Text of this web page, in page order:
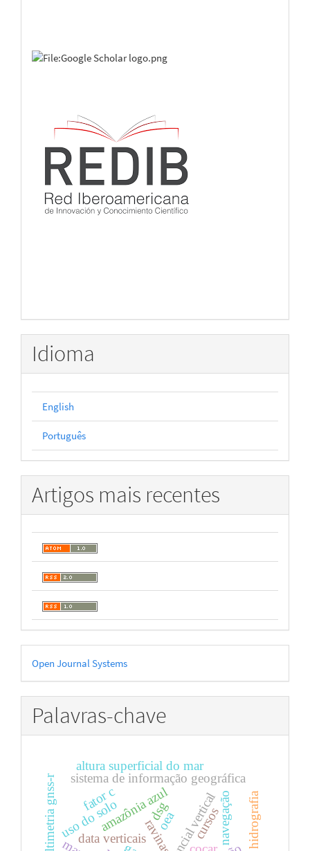
Idioma
English
Português
Artigos mais recentes
Desenvolvido
por
Open Journal Systems
Palavras-chave
data verticais
amazônia azul
ravinas
uso do solo
sistema de informação geográfica
altura superficial do mar
altimetria gnss-r hidrografia
navegação
dsg
fator c
oea cursos